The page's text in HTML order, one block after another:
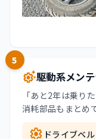
5
settings_suggest駆動系メン
「あと2年は乗り
消耗部品もまとめ
settings ドライブベ